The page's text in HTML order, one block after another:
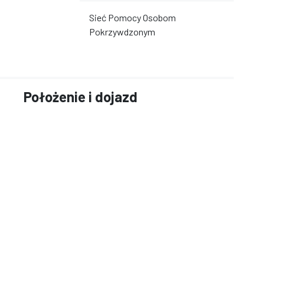
Sieć Pomocy Osobom
Pokrzywdzonym
Położenie i dojazd